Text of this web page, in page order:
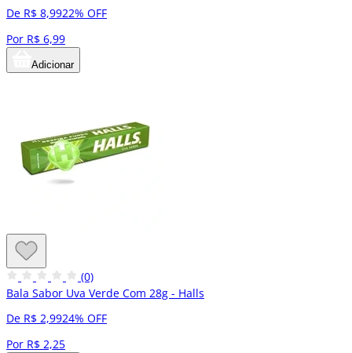
De R$ 8,9922% OFF
Por R$ 6,99
Adicionar
(0)
Bala Sabor Uva Verde Com 28g - Halls
De R$ 2,9924% OFF
Por R$ 2,25